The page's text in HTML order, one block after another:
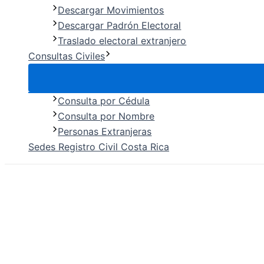
Descargar Movimientos
Descargar Padrón Electoral
Traslado electoral extranjero
Consultas Civiles
Consulta por Cédula
Consulta por Nombre
Personas Extranjeras
Sedes Registro Civil Costa Rica